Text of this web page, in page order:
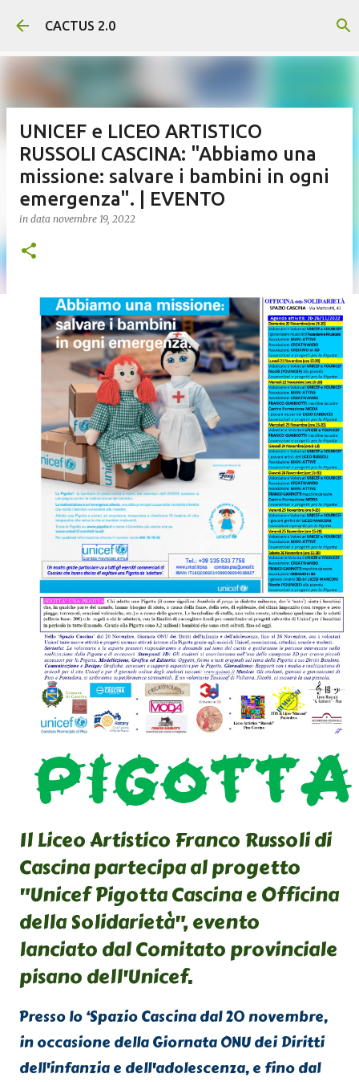
Passa ai contenuti principali
CACTUS 2.0
UNICEF e LICEO ARTISTICO
RUSSOLI CASCINA: "Abbiamo una
missione: salvare i bambini in ogni
emergenza". | EVENTO
in data novembre 19, 2022
Il Liceo Artistico Franco Russoli di
Cascina partecipa al progetto
"Unicef Pigotta Cascina e Officina
della Solidarietà", evento
lanciato dal Comitato provinciale
pisano dell'Unicef.
Presso lo ‘Spazio Cascina dal 20 novembre,
in occasione della Giornata ONU dei Diritti
dell'infanzia e dell'adolescenza, e fino dal